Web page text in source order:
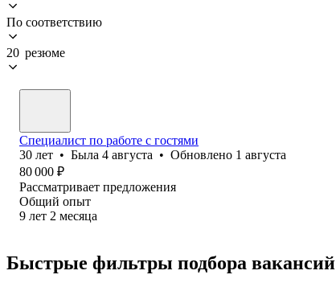
По соответствию
20 резюме
Специалист по работе с гостями
30 лет • Была 4 августа • Обновлено 1 августа
80 000 ₽
Рассматривает предложения
Общий опыт
9 лет 2 месяца
Быстрые фильтры подбора вакансий